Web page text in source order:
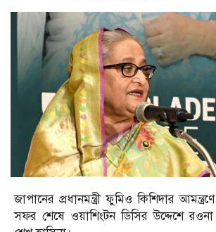
জাপানের প্রধানমন্ত্রী ফুমিও কিশিদার
সফর শেষে ওয়াশিংটন ডিসির উদ্দেশে রওনা